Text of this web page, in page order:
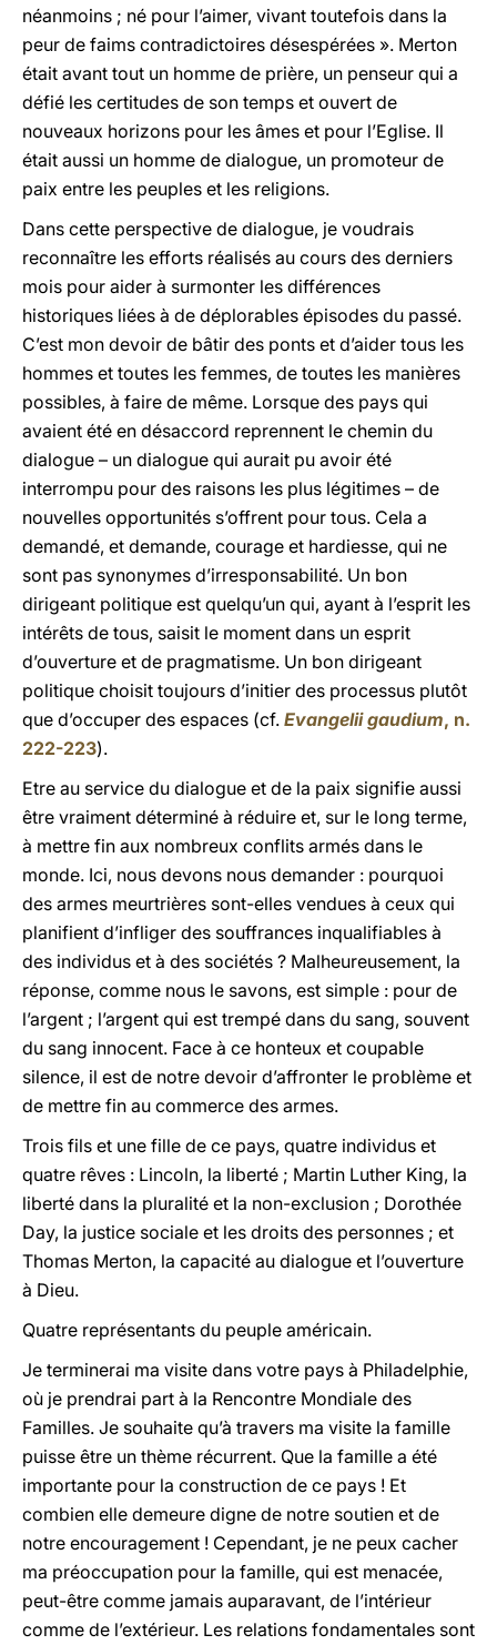
néanmoins ; né pour l’aimer, vivant toutefois dans la
peur de faims contradictoires désespérées ». Merton
était avant tout un homme de prière, un penseur qui a
défié les certitudes de son temps et ouvert de
nouveaux horizons pour les âmes et pour l’Eglise. Il
était aussi un homme de dialogue, un promoteur de
paix entre les peuples et les religions.
Dans cette perspective de dialogue, je voudrais
reconnaître les efforts réalisés au cours des derniers
mois pour aider à surmonter les différences
historiques liées à de déplorables épisodes du passé.
C’est mon devoir de bâtir des ponts et d’aider tous les
hommes et toutes les femmes, de toutes les manières
possibles, à faire de même. Lorsque des pays qui
avaient été en désaccord reprennent le chemin du
dialogue – un dialogue qui aurait pu avoir été
interrompu pour des raisons les plus légitimes – de
nouvelles opportunités s’offrent pour tous. Cela a
demandé, et demande, courage et hardiesse, qui ne
sont pas synonymes d’irresponsabilité. Un bon
dirigeant politique est quelqu’un qui, ayant à l’esprit les
intérêts de tous, saisit le moment dans un esprit
d’ouverture et de pragmatisme. Un bon dirigeant
politique choisit toujours d’initier des processus plutôt
que d’occuper des espaces (cf. Evangelii gaudium, n.
222-223).
Etre au service du dialogue et de la paix signifie aussi
être vraiment déterminé à réduire et, sur le long terme,
à mettre fin aux nombreux conflits armés dans le
monde. Ici, nous devons nous demander : pourquoi
des armes meurtrières sont-elles vendues à ceux qui
planifient d’infliger des souffrances inqualifiables à
des individus et à des sociétés ? Malheureusement, la
réponse, comme nous le savons, est simple : pour de
l’argent ; l’argent qui est trempé dans du sang, souvent
du sang innocent. Face à ce honteux et coupable
silence, il est de notre devoir d’affronter le problème et
de mettre fin au commerce des armes.
Trois fils et une fille de ce pays, quatre individus et
quatre rêves : Lincoln, la liberté ; Martin Luther King, la
liberté dans la pluralité et la non-exclusion ; Dorothée
Day, la justice sociale et les droits des personnes ; et
Thomas Merton, la capacité au dialogue et l’ouverture
à Dieu.
Quatre représentants du peuple américain.
Je terminerai ma visite dans votre pays à Philadelphie,
où je prendrai part à la Rencontre Mondiale des
Familles. Je souhaite qu’à travers ma visite la famille
puisse être un thème récurrent. Que la famille a été
importante pour la construction de ce pays ! Et
combien elle demeure digne de notre soutien et de
notre encouragement ! Cependant, je ne peux cacher
ma préoccupation pour la famille, qui est menacée,
peut-être comme jamais auparavant, de l’intérieur
comme de l’extérieur. Les relations fondamentales sont